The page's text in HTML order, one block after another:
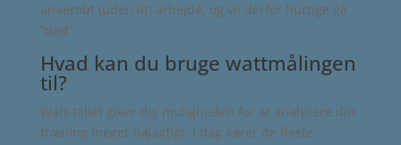
anaerobt (uden ilt) arbejde, og vil derfor hurtige gå
”død”.
Hvad kan du bruge wattmålingen
til?
Watt-tallet giver dig muligheden for at analysere din
træning meget nøjagtigt. I dag kører de fleste